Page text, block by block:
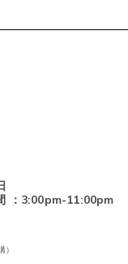
：3:00pm-11:00pm
）